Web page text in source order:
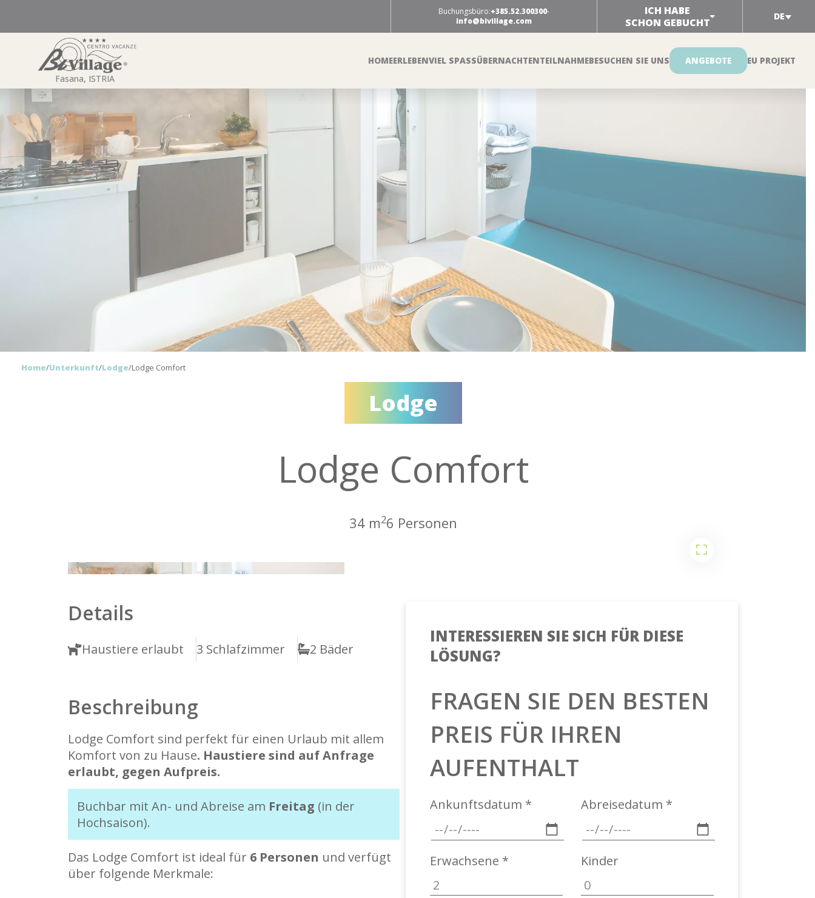
Buchungsbüro:+385.52.300300-
info@bivillage.com
ICH HABE
SCHON GEBUCHT
DE
Fasana, ISTRIA
HOMEERLEBENVIEL SPASS ÜBERNACHTENTEILNAHMEBESUCHEN SIE UNS ANGEBOTE EU PROJEKT
Home/Unterkunft/Lodge/Lodge Comfort
Lodge
Lodge Comfort
34 m26 Personen
12
Details
Haustiere erlaubt 3 Schlafzimmer 2 Bäder
Beschreibung
Lodge Comfort sind perfekt für einen Urlaub mit allem
Komfort von zu Hause. Haustiere sind auf Anfrage
erlaubt, gegen Aufpreis.
Buchbar mit An- und Abreise am Freitag (in der
Hochsaison).
Das Lodge Comfort ist ideal für 6 Personen und verfügt
über folgende Merkmale:
INTERESSIEREN SIE SICH FÜR DIESE
LÖSUNG?
FRAGEN SIE DEN BESTEN
PREIS FÜR IHREN
AUFENTHALT
Ankunftsdatum * Abreisedatum *
Erwachsene * Kinder